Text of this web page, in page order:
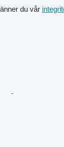
du vår